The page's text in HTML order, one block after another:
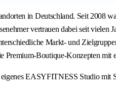
in Deutschland. Seit 2008
vertrauen dabei seit
Markt- und
Boutique-Konzepten mit
EASYFITNESS Studio mit